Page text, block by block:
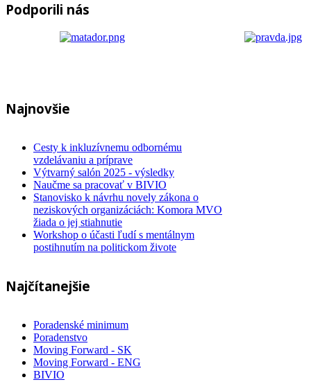
Podporili nás
Najnovšie
Cesty k inkluzívnemu odbornému
vzdelávaniu a príprave
Výtvarný salón 2025 - výsledky
Naučme sa pracovať v BIVIO
Stanovisko k návrhu novely zákona o
neziskových organizáciách: Komora MVO
žiada o jej stiahnutie
Workshop o účasti ľudí s mentálnym
postihnutím na politickom živote
Najčítanejšie
Poradenské minimum
Poradenstvo
Moving Forward - SK
Moving Forward - ENG
BIVIO